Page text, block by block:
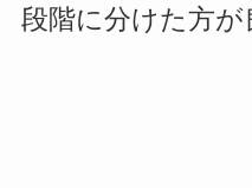
段階に分けた方が